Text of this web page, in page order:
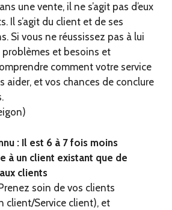
une vente, il ne s’agit pas d’eux
Il s’agit du client et de ses
Si vous ne réussissez pas à lui
problèmes et besoins et
comment votre service
aider, et vos chances de conclure
: Il est 6 à 7 fois moins
à un client existant que de
clients
soin de vos clients
client/Service client), et